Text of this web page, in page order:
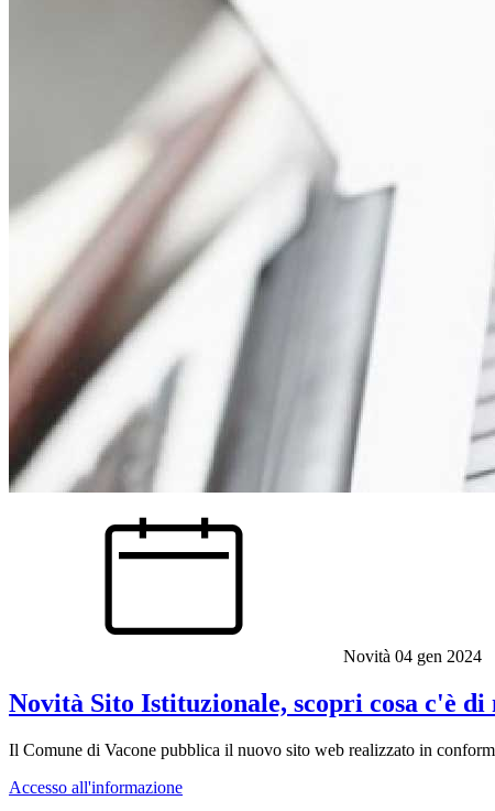
Novità 04 gen 2024
Novità Sito Istituzionale, scopri cosa c'è di
Il Comune di Vacone pubblica il nuovo sito web realizzato in
Accesso all'informazione